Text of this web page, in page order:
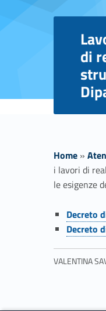
di
Home »
i lavori di
le esigenze
L
a
Link identifier #identifier__13848-1
Decreto
Link identifier #identifier__129128-2
Decreto
VALENTINA